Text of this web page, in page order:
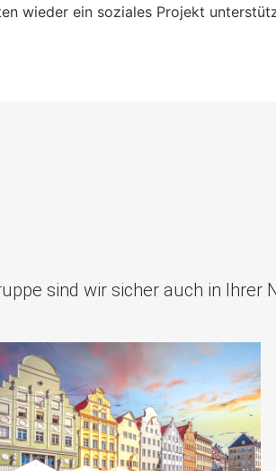
wieder ein soziales Projekt
sind wir sicher auch in Ihrer